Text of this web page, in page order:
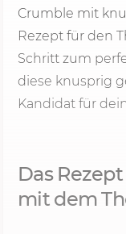
Crumble mit
Rezept für den
Schritt zum
diese knusprig
Kandidat für
Das
mit dem